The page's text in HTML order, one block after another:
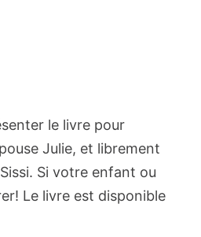
le livre pour
Julie, et librement
Si votre enfant ou
Le livre est disponible